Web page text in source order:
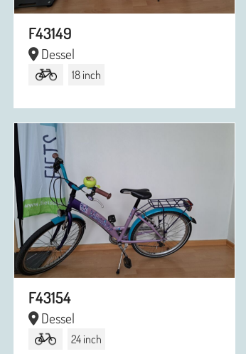
F43149
Dessel
18 inch
F43154
Dessel
24 inch